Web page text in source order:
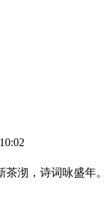
茶沏，诗词咏盛年。